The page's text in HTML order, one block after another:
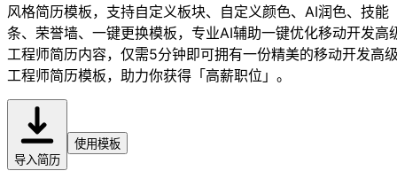
风格简历模板，支持自定义板块、自定义颜色、AI润色、技能
条、荣誉墙、一键更换模板，专业AI辅助一键优化移动开发高
工程师简历内容，仅需5分钟即可拥有一份精美的移动开发高
工程师简历模板，助力你获得「高薪职位」。
导入简历
使用模板